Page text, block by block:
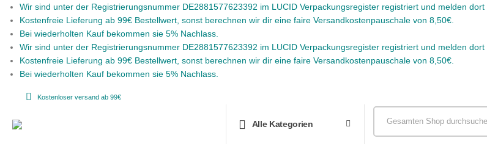
Wir sind unter der Registrierungsnummer DE2881577623392 im LUCID Verpackungsregister registriert und melden
Kostenfreie Lieferung ab 99€ Bestellwert, sonst berechnen wir dir eine faire Versandkostenpauschale von 8,50€.
Bei wiederholten Kauf bekommen sie 5% Nachlass.
Wir sind unter der Registrierungsnummer DE2881577623392 im LUCID Verpackungsregister registriert und melden
Kostenfreie Lieferung ab 99€ Bestellwert, sonst berechnen wir dir eine faire Versandkostenpauschale von 8,50€.
Bei wiederholten Kauf bekommen sie 5% Nachlass.
Kostenloser versand ab 99€
Alle Kategorien